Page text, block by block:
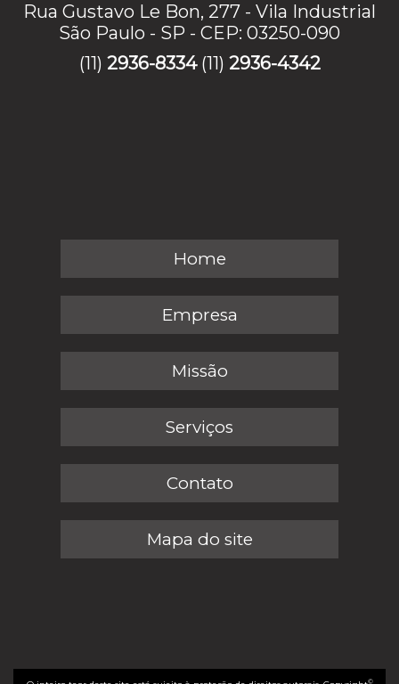
Rua Gustavo Le Bon, 277 - Vila Industrial
São Paulo - SP - CEP: 03250-090
(11) 2936-8334 (11) 2936-4342
Home
Empresa
Missão
Serviços
Contato
Mapa do site
©